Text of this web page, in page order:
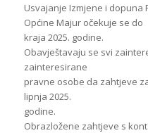
Usvajanje Izmjene i
Općine Majur očekuje se do
kraja 2025. godine.
Obavještavaju se svi
zainteresirane
pravne osobe da zahtjeve
lipnja 2025.
godine.
Obrazložene zahtjeve s